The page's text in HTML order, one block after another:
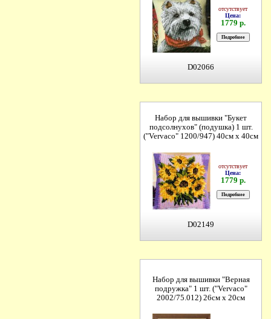
отсутствует
Цена:
1779 р.
D02066
Набор для вышивки "Букет
подсолнухов" (подушка) 1 шт.
("Vervaco" 1200/947) 40см х 40см
отсутствует
Цена:
1779 р.
D02149
Набор для вышивки "Верная
подружка" 1 шт. ("Vervaco"
2002/75.012) 26см х 20см